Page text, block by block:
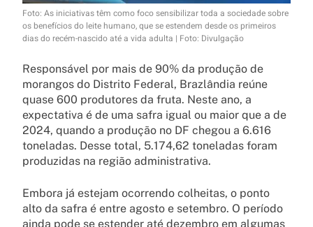
Foto: As iniciativas têm como foco sensibilizar toda a sociedade sobre
os benefícios do leite humano, que se estendem desde os primeiros
dias do recém-nascido até a vida adulta | Foto: Divulgação
Responsável por mais de 90% da produção de
morangos do Distrito Federal, Brazlândia reúne
quase 600 produtores da fruta. Neste ano, a
expectativa é de uma safra igual ou maior que a de
2024, quando a produção no DF chegou a 6.616
toneladas. Desse total, 5.174,62 toneladas foram
produzidas na região administrativa.
Embora já estejam ocorrendo colheitas, o ponto
alto da safra é entre agosto e setembro. O período
ainda pode se estender até dezembro em algumas